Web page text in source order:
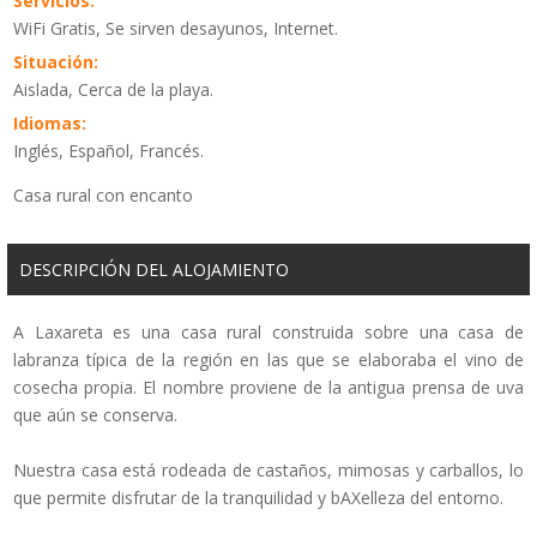
WiFi Gratis, Se sirven desayunos, Internet.
Situación:
Aislada, Cerca de la playa.
Idiomas:
Inglés, Español, Francés.
Casa rural con encanto
DESCRIPCIÓN DEL ALOJAMIENTO
A Laxareta es una casa rural construida sobre una casa de
labranza típica de la región en las que se elaboraba el vino de
cosecha propia. El nombre proviene de la antigua prensa de uva
que aún se conserva.
Nuestra casa está rodeada de castaños, mimosas y carballos, lo
que permite disfrutar de la tranquilidad y bAXelleza del entorno.